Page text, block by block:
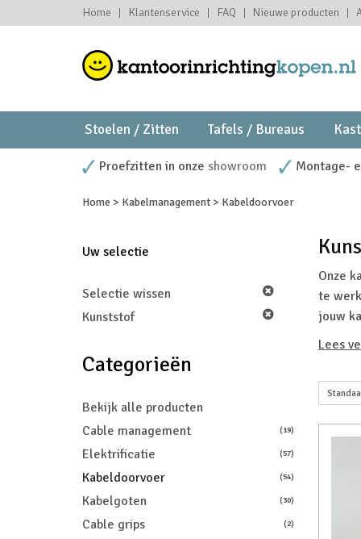
Home Klantenservice FAQ Nieuwe producten
Stoelen / Zitten Tafels / Bureaus
Proefzitten in onze showroom Montage-
Home > Kabelmanagement > Kabeldoorvoer
Uw selectie
Selectie wissen
Kunststof
Categorieën
Bekijk alle producten
Cable management
(19)
Elektrificatie (57)
Kabeldoorvoer (54)
Kabelgoten (30)
Cable grips (2)
Onze
te
jouw
Lees